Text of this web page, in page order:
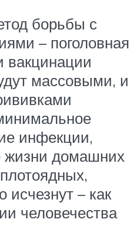
борьбы с
– поголовная
вакцинации
массовыми, и
инфекции,
жизни домашних
исчезнут – как
человечества